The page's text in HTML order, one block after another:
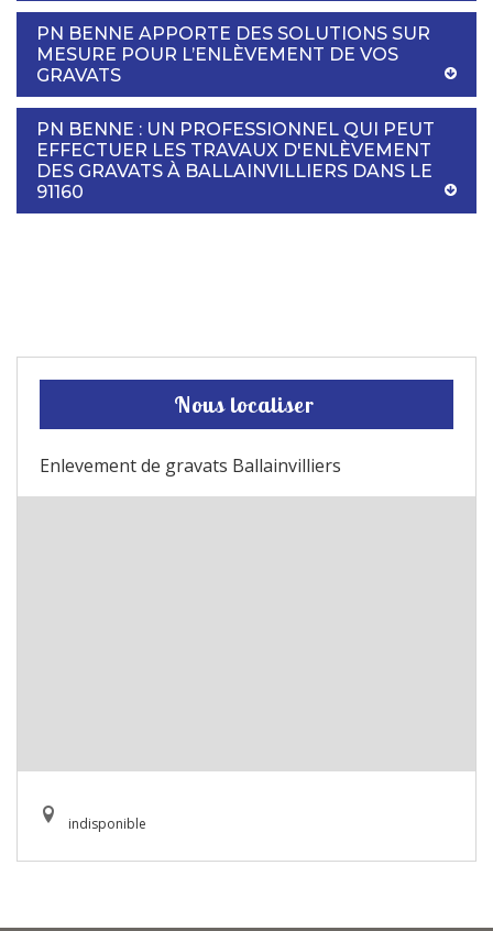
PN BENNE APPORTE DES SOLUTIONS SUR
MESURE POUR L’ENLÈVEMENT DE VOS
GRAVATS
PN BENNE : UN PROFESSIONNEL QUI PEUT
EFFECTUER LES TRAVAUX D'ENLÈVEMENT
DES GRAVATS À BALLAINVILLIERS DANS LE
91160
Nous localiser
Enlevement de gravats Ballainvilliers
indisponible